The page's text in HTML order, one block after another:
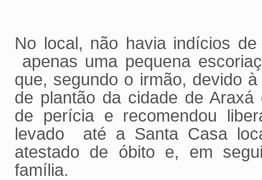
No local, não havia indícios
apenas uma pequena
que, segundo o irmão, devido
de plantão da cidade de Araxá
de perícia e recomendou
levado até a Santa Casa
atestado de óbito e, em
família.